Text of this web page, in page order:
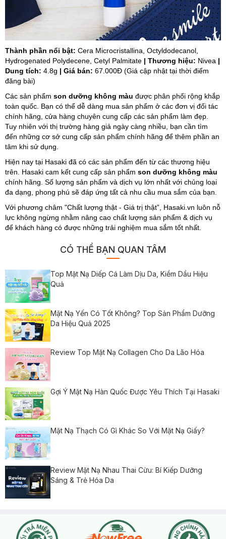
Thành phần nổi bật: Cera Microcristallina, Octyldodecanol,
Hydrogenated Polydecene, Cetyl Palmitate | Thương hiệu: Nivea |
Dung tích: 4.8g | Giá bán: 67.000Đ (Giá cập nhật tại thời điểm
đăng bài)
Các sản phẩm son dưỡng không màu được phân phối rộng khắp
toàn quốc. Bạn có thể dễ dàng mua sản phẩm ở các đơn vị đối tác
chính hãng, cửa hàng chuyên cung cấp các sản phẩm làm đẹp.
Tuy nhiên với thị trường hàng giả ngày càng nhiều, bạn cần tìm
đến những cơ sở cung cấp sản phẩm chính hãng để thêm phần an
tâm khi sử dụng.
Hiện nay tại Hasaki đã có các sản phẩm đến từ các thương hiệu
trên. Hasaki cam kết cung cấp sản phẩm son dưỡng không màu
chính hãng. Số lượng sản phẩm và dịch vụ lớn nhất với chủng loại
đa dạng, phong phú sẽ đáp ứng tất cả nhu cầu mua sắm của bạn.
Với phương châm "Chất lượng thật - Giá trị thật”, Hasaki.vn luôn nỗ
lực không ngừng nhằm nâng cao chất lượng sản phẩm & dịch vụ
để khách hàng có được những trải nghiệm mua sắm tốt nhất.
CÓ THỂ BẠN QUAN TÂM
Top Mặt Nạ Diếp Cá Làm Dịu Da, Kiềm Dầu Hiệu
Quả
Mặt Nạ Yến Có Tốt Không? Top Sản Phẩm Dưỡng
Da Hiệu Quả 2025
Review Top Mặt Nạ Collagen Cho Da Lão Hóa
Gợi Ý Mặt Nạ Hàn Quốc Được Yêu Thích Tại Hasaki
Mặt Nạ Thạch Có Gì Khác So Với Mặt Nạ Giấy?
Review Mặt Nạ Nhau Thai Cừu: Bí Kiếp Dưỡng
Sáng & Trẻ Hóa Da